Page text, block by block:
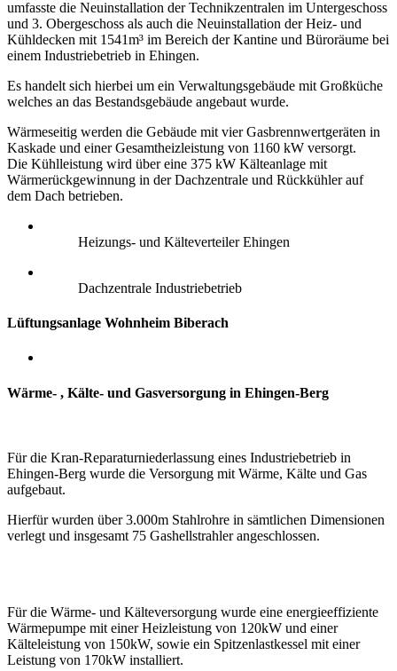
umfasste die Neuinstallation der Technikzentralen im Untergeschoss
und 3. Obergeschoss als auch die Neuinstallation der Heiz- und
Kühldecken mit 1541m³ im Bereich der Kantine und Büroräume bei
einem Industriebetrieb in Ehingen.
Es handelt sich hierbei um ein Verwaltungsgebäude mit Großküche
welches an das Bestandsgebäude angebaut wurde.
Wärmeseitig werden die Gebäude mit vier Gasbrennwertgeräten in
Kaskade und einer Gesamtheizleistung von 1160 kW versorgt.
Die Kühlleistung wird über eine 375 kW Kälteanlage mit
Wärmerückgewinnung in der Dachzentrale und Rückkühler auf
dem Dach betrieben.
Heizungs- und Kälteverteiler Ehingen
Dachzentrale Industriebetrieb
Lüftungsanlage Wohnheim Biberach
Wärme- , Kälte- und Gasversorgung in Ehingen-Berg
Für die Kran-Reparaturniederlassung eines Industriebetrieb in
Ehingen-Berg wurde die Versorgung mit Wärme, Kälte und Gas
aufgebaut.
Hierfür wurden über 3.000m Stahlrohre in sämtlichen Dimensionen
verlegt und insgesamt 75 Gashellstrahler angeschlossen.
Für die Wärme- und Kälteversorgung wurde eine energieeffiziente
Wärmepumpe mit einer Heizleistung von 120kW und einer
Kälteleistung von 150kW, sowie ein Spitzenlastkessel mit einer
Leistung von 170kW installiert.